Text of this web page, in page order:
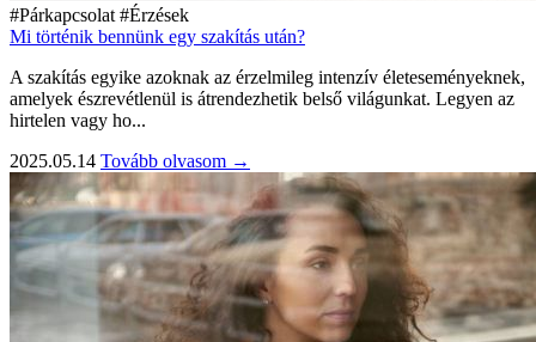
#Párkapcsolat #Érzések
Mi történik bennünk egy szakítás után?
A szakítás egyike azoknak az érzelmileg intenzív életeseményeknek,
amelyek észrevétlenül is átrendezhetik belső világunkat. Legyen az
hirtelen vagy ho...
2025.05.14 Tovább olvasom →